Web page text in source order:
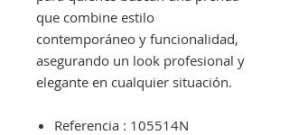
que combine estilo
contemporáneo y funcionalidad,
asegurando un look profesional y
elegante en cualquier situación.
Referencia : 105514N